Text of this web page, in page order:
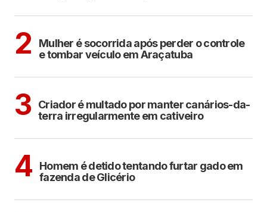
2
Mulher é socorrida após perder o controle
e tombar veículo em Araçatuba
3 Criador é multado por manter canários-da-
terra irregularmente em cativeiro
4
Homem é detido tentando furtar gado em
fazenda de Glicério